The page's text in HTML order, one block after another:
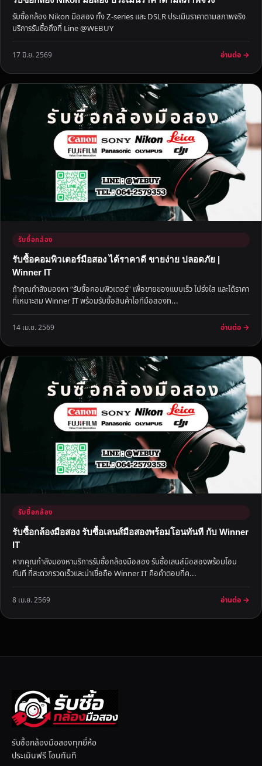
น
ที
รับซื้อกล้อง Nikon มือสอง ทั้ง Z-series และ DSLR ประเมินราคาตามสภาพจริง
บริการรับซื้อถึงที่ Line @WEBUY
17 มิ.ย. 2569 อ่านต่อ →
รับซื้อกล้อง
รับซื้อคอมพิวเตอร์มือสอง ได้ราคาดี ขายง่าย ปลอดภัย |
Winner IT
ถ้าคุณกำลังมองหา “รับซื้อคอมพิวเตอร์” เพื่อขายของแบบเร็ว โปร่งใส และได้ราคา
ที่เหมาะสม Winner IT พร้อมรับซื้อสินค้าไอทีมือสองท...
14 เม.ย. 2569 อ่านต่อ →
รับซื้อกล้อง
รับซื้อกล้องมือสอง รับซื้อเลนส์มือสองพร้อมโอนทันที กับ Winner
IT
หากคุณกำลังมองหาบริการรับซื้อกล้องมือสอง รับซื้อเลนส์มือสองพร้อมโอน
ทันที ที่สะดวกรวดเร็วและน่าเชื่อถือ Winner IT คือคำตอบที่ค...
8 เม.ย. 2569 อ่านต่อ →
รับซื้อกล้องมือสองทุกยี่ห้อ
ประเมินฟรี โอนทันที